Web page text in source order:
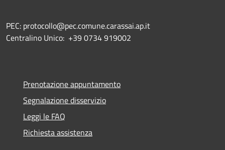
PEC: protocollo@pec.comune.carassai.ap.it
Centralino Unico: +39 0734 919002
Prenotazione appuntamento
Segnalazione disservizio
Leggi le FAQ
Richiesta assistenza